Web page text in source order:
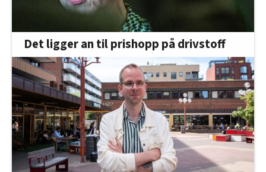
Det ligger an til prishopp på drivstoff